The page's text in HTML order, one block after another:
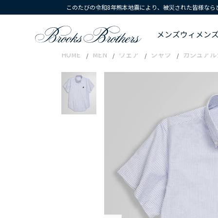
このたびの令和8年熊本地震により、被災された皆様な
メンズウィメン
HOME MEN ウェア シャツ カジュア